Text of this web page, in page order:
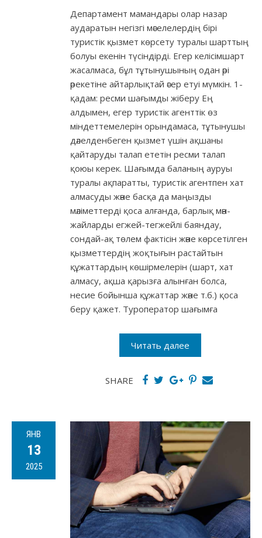
Департамент мамандары олар назар
аударатын негізгі мәселелердің бірі
туристік қызмет көрсету туралы шарттың
болуы екенін түсіндірді. Егер келісімшарт
жасалмаса, бұл тұтынушының одан әрі
әрекетіне айтарлықтай әсер етуі мүмкін. 1-
қадам: ресми шағымды жіберу Ең
алдымен, егер туристік агенттік өз
міндеттемелерін орындамаса, тұтынушы
дәлелденбеген қызмет үшін ақшаны
қайтаруды талап ететін ресми талап
қоюы керек. Шағымда баланың ауруы
туралы ақпаратты, туристік агентпен хат
алмасуды және басқа да маңызды
мәліметтерді қоса алғанда, барлық мән-
жайларды егжей-тегжейлі баяндау,
сондай-ақ төлем фактісін және көрсетілген
қызметтердің жоқтығын растайтын
құжаттардың көшірмелерін (шарт, хат
алмасу, ақша қарызға алынған болса,
несие бойынша құжаттар және т.б.) қоса
беру қажет. Туроператор шағымға
Читать далее
SHARE
ЯНВ
13
2025